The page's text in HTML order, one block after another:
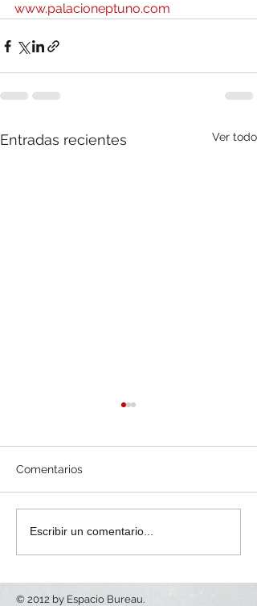
www.palacioneptuno.com
Entradas recientes Ver todo
WAH Show en exclusiva
Comentarios
Escribir un comentario...
© 2012 by Espacio Bureau.